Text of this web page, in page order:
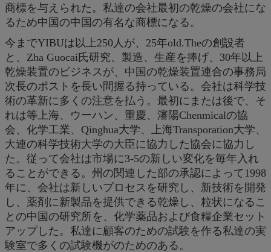
商標を与えられた。私達の会社最初の乾燥の会社にな
るため中国の中国の有名な商標になる。
今までYIBUは以上250人が、25年old.Theの創設者
と、Zha Guocai氏研究、製造、生産を捧げ、30年以上
乾燥装置のビジネスが、中国の乾燥装置連合の事務局
次長のポストを長い間握る持っている。会社は科学技
術の革新に多くの注意を払う。最初にまたは後で、そ
れは等上海、ウーハン、重慶、瀋陽Chenmicalの協
会、化学工業、Qinghua大学、上海Transporation大学、
大連の科学技術大学の大臣に協力した協会に協力し
た。従って会社は市場に3-5の新しい変化を毎年入れ
ることができる。州の関連した部の承認によって1998
年に、会社は新しいプロセスを研究し、新技術を開発
し、薬剤に新製品を提供できる乾燥し、粒状になるこ
との中国の研究所を、化学薬品および食糧企業セット
アップした。私達に顧客のための試験を作る私達の実
験室で多くの試験機がのためのある。